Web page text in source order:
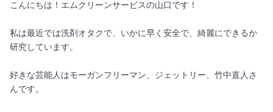
こんにちは！エムクリーンサービスの山口です！
私は最近では洗剤オタクで、いかに早く安全で、綺麗にできるか
研究しています。
好きな芸能人はモーガンフリーマン、ジェットリー、竹中直人さ
んです。